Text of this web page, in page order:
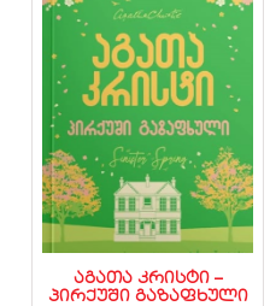
აგათა კრისტი –
პირქუში გაზაფხული